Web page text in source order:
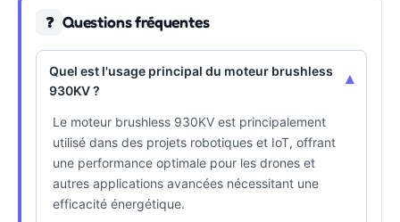
❓ Questions fréquentes
Quel est l'usage principal du moteur brushless
930KV ?
▾
Le moteur brushless 930KV est principalement
utilisé dans des projets robotiques et IoT, offrant
une performance optimale pour les drones et
autres applications avancées nécessitant une
efficacité énergétique.